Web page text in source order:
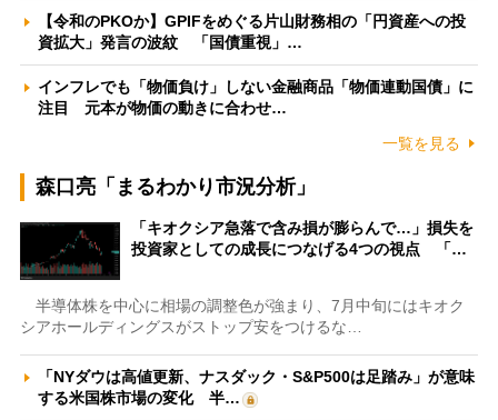
【令和のPKOか】GPIFをめぐる片山財務相の「円資産への投
資拡大」発言の波紋 「国債重視」…
インフレでも「物価負け」しない金融商品「物価連動国債」に
注目 元本が物価の動きに合わせ…
一覧を見る
森口亮「まるわかり市況分析」
「キオクシア急落で含み損が膨らんで…」損失を
投資家としての成長につなげる4つの視点 「…
半導体株を中心に相場の調整色が強まり、7月中旬にはキオク
シアホールディングスがストップ安をつけるな…
「NYダウは高値更新、ナスダック・S&P500は足踏み」が意味
する米国株市場の変化 半…